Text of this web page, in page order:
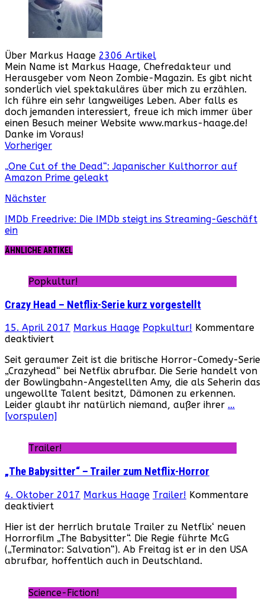
Über Markus Haage 2306 Artikel
Mein Name ist Markus Haage, Chefredakteur und
Herausgeber vom Neon Zombie-Magazin. Es gibt nicht
sonderlich viel spektakuläres über mich zu erzählen.
Ich führe ein sehr langweiliges Leben. Aber falls es
doch jemanden interessiert, freue ich mich immer über
einen Besuch meiner Website www.markus-haage.de!
Danke im Voraus!
Webseite
Facebook
Instagram
YouTube
Vorheriger
„One Cut of the Dead“: Japanischer Kulthorror auf
Amazon Prime geleakt
Nächster
IMDb Freedrive: Die IMDb steigt ins Streaming-Geschäft
ein
ÄHNLICHE ARTIKEL
Popkultur!
Crazy Head – Netflix-Serie kurz vorgestellt
15. April 2017 Markus Haage Popkultur! Kommentare
deaktiviertfür
Head
–
Netflix-
Serie
kurz
vorgestellt
Seit geraumer Zeit ist die britische Horror-Comedy-Serie
„Crazyhead“ bei Netflix abrufbar. Die Serie handelt von
der Bowlingbahn-Angestellten Amy, die als Seherin das
ungewollte Talent besitzt, Dämonen zu erkennen.
Leider glaubt ihr natürlich niemand, außer ihrer …
[vorspulen]
Trailer!
„The Babysitter“ – Trailer zum Netflix-Horror
4. Oktober 2017 Markus Haage Trailer! Kommentare
deaktiviert
Babysitter“
–
Trailer
zum
Hier ist der herrlich brutale Trailer zu Netflix‘ neuen
Horrorfilm „The Babysitter“. Die Regie führte McG
(„Terminator: Salvation“). Ab Freitag ist er in den USA
abrufbar, hoffentlich auch in Deutschland.
Science-Fiction!